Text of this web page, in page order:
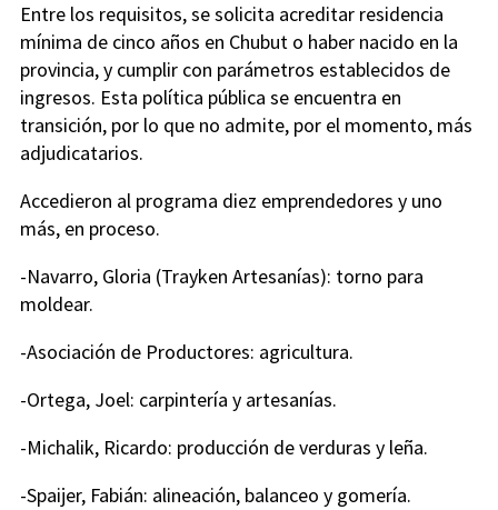
Entre los requisitos, se solicita acreditar residencia
mínima de cinco años en Chubut o haber nacido en la
provincia, y cumplir con parámetros establecidos de
ingresos. Esta política pública se encuentra en
transición, por lo que no admite, por el momento, más
adjudicatarios.
Accedieron al programa diez emprendedores y uno
más, en proceso.
-Navarro, Gloria (Trayken Artesanías): torno para
moldear.
-Asociación de Productores: agricultura.
-Ortega, Joel: carpintería y artesanías.
-Michalik, Ricardo: producción de verduras y leña.
-Spaijer, Fabián: alineación, balanceo y gomería.